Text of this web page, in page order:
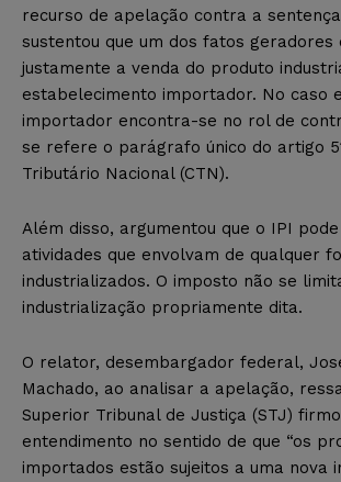
recurso de apelação contra a
sustentou que um dos fatos geradores
justamente a venda do produto
estabelecimento importador. No caso
importador encontra-se no rol de
se refere o parágrafo único do artigo
Tributário Nacional (CTN).
Além disso, argumentou que o IPI
atividades que envolvam de qualquer
industrializados. O imposto não se
industrialização propriamente dita.
O relator, desembargador federal,
Machado, ao analisar a apelação,
Superior Tribunal de Justiça (STJ)
entendimento no sentido de que “os
importados estão sujeitos a uma nova